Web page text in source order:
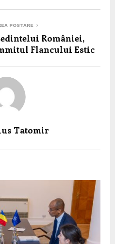
POSTARE
României,
Flancului Estic
Tatomir